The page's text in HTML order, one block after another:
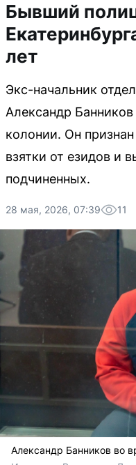
Бывший
лет
Экс-начальник
Александр
колонии. Он
взятки от езидов и
подчиненных.
28 мая, 2026, 07:39 11
Александр Банников во